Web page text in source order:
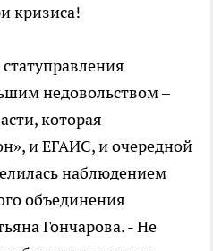
кризиса!
недовольством –
которая
и ЕГАИС, и очередной
наблюдением
объединения
Гончарова. - Не